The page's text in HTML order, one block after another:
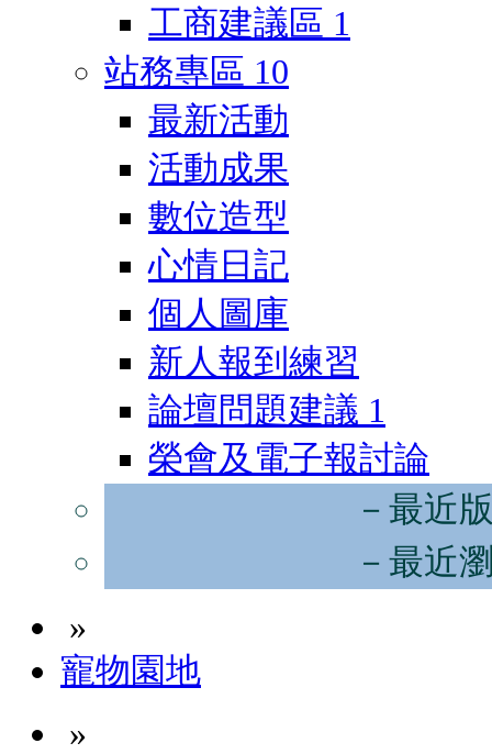
工商建議區 1
站務專區 10
最新活動
活動成果
數位造型
心情日記
個人圖庫
新人報到練習
論壇問題建議 1
榮會及電子報討論
－最近
－最近
»
寵物園地
»